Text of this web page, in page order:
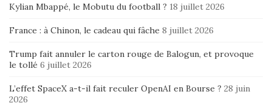
Kylian Mbappé, le Mobutu du football ? 18 juillet 2026
France : à Chinon, le cadeau qui fâche 8 juillet 2026
Trump fait annuler le carton rouge de Balogun, et provoque
le tollé 6 juillet 2026
L’effet SpaceX a-t-il fait reculer OpenAI en Bourse ? 28 juin
2026